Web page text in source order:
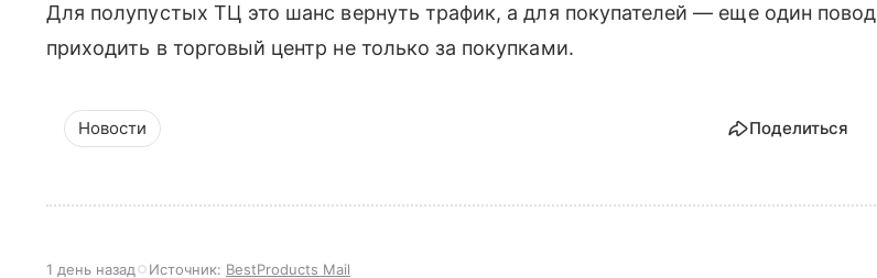
Для полупустых ТЦ это шанс вернуть трафик, а для покупателей — еще один повод
приходить в торговый центр не только за покупками.
Новости Поделиться
1 день назад Источник: BestProducts Mail